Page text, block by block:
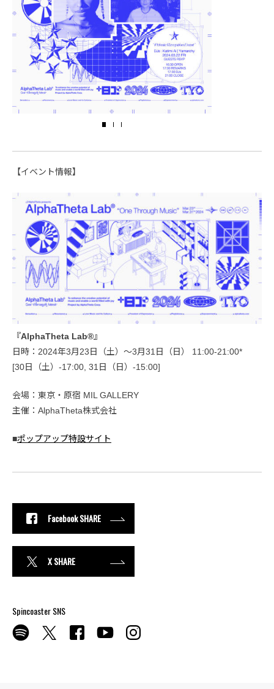
【イベント情報】
『AlphaTheta Lab®』
日時：2024年3月23日（土）〜3月31日（日） 11:00-21:00*
[30日（土）-17:00, 31日（日）-15:00]
会場：東京・原宿 MIL GALLERY
主催：AlphaTheta株式会社
■ポップアップ特設サイト
Facebook SHARE
X SHARE
Spincoaster SNS